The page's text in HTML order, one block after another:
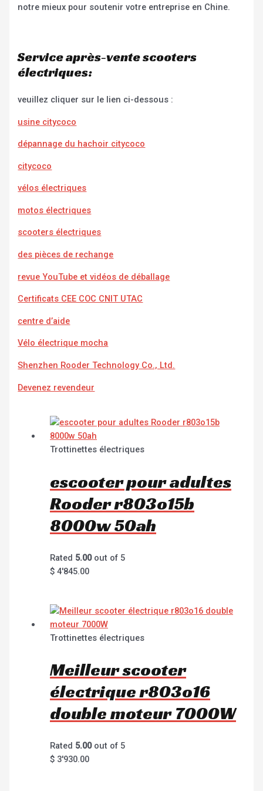
notre mieux pour soutenir votre entreprise en Chine.
Service après-vente scooters
électriques:
veuillez cliquer sur le lien ci-dessous :
usine citycoco
dépannage du hachoir citycoco
citycoco
vélos électriques
motos électriques
scooters électriques
des pièces de rechange
revue YouTube et vidéos de déballage
Certificats CEE COC CNIT UTAC
centre d’aide
Vélo électrique mocha
Shenzhen Rooder Technology Co., Ltd.
Devenez revendeur
Trottinettes électriques
escooter pour adultes
Rooder r803o15b
8000w 50ah
Rated 5.00out of 5
$ 4'845.00
Trottinettes électriques
Meilleur scooter
électrique r803o16
double moteur 7000W
Rated 5.00out of 5
$ 3'930.00